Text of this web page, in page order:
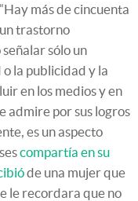
más de cincuenta
trastorno
sólo un
la publicidad y la
en los medios y en
admire por sus logros
es un aspecto
compartía en su
de una mujer que
le recordara que no